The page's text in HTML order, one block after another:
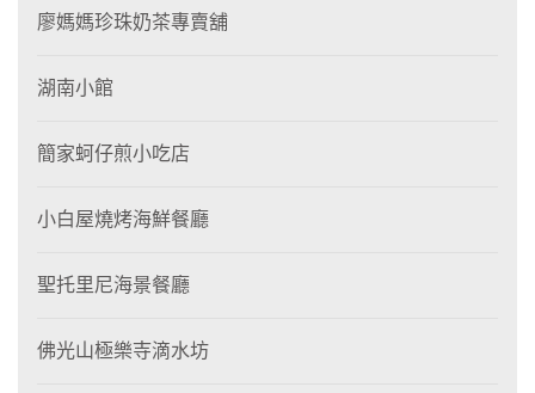
廖媽媽珍珠奶茶專賣舖
湖南小館
簡家蚵仔煎小吃店
小白屋燒烤海鮮餐廳
聖托里尼海景餐廳
佛光山極樂寺滴水坊